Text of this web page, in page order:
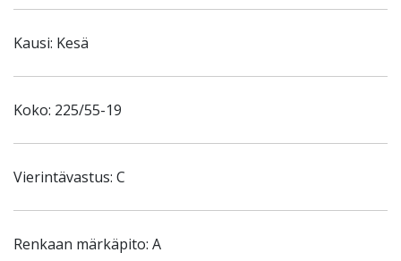
Kausi: Kesä
Koko: 225/55-19
Vierintävastus: C
Renkaan märkäpito: A